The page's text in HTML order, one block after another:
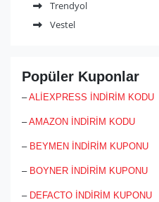
drone alacaksınız, aklınıza
gideni var mı diye sormak
Trendyol
Vestel
Popüler Kuponlar
–ALİEXPRESS İNDİRİM KODU
–AMAZON İNDİRİM KODU
– BEYMEN İNDİRİM KUPONU
– BOYNER İNDİRİM KUPONU
– DEFACTO İNDİRİM KUPONU